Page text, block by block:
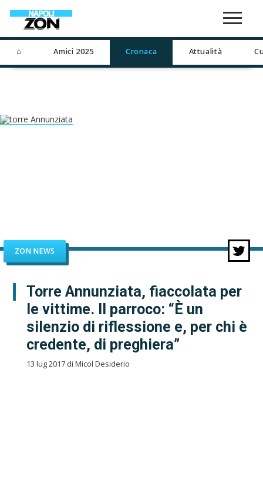
⌂ Amici 2025 Cronaca Attualità
ZON NEWS
Torre Annunziata, fiaccolata per
le vittime. Il parroco: “È un
silenzio di riflessione e, per chi è
credente, di preghiera”
13 lug 2017 di Micol Desiderio